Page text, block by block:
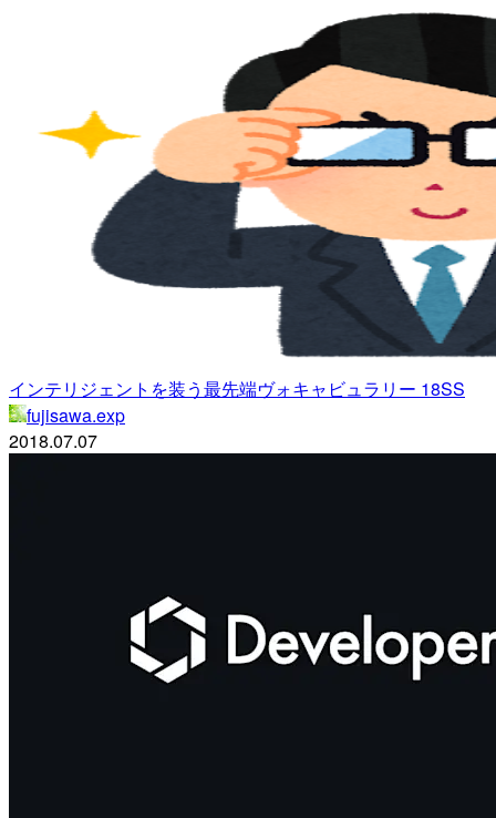
インテリジェントを装う最先端ヴォキャビュラリー 18SS
fujisawa.exp
2018.07.07